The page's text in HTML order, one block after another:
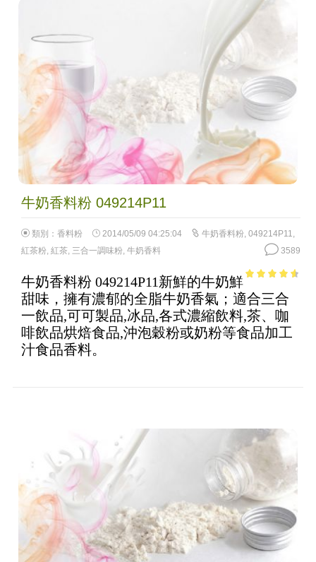
牛奶香料粉 049214P11
類別： 香料粉 2014/05/09 04:25:04 牛奶香料粉, 049214P11
紅茶粉, 紅茶, 三合一調味粉, 牛奶香料 3589
of 5
牛奶香料粉 049214P11新鮮的牛奶鮮
甜味，擁有濃郁的全脂牛奶香氣；適合三合
一飲品,可可製品,冰品,各式濃縮飲料,茶、咖
啡飲品烘焙食品,沖泡穀粉或奶粉等食品加工
汁食品香料。